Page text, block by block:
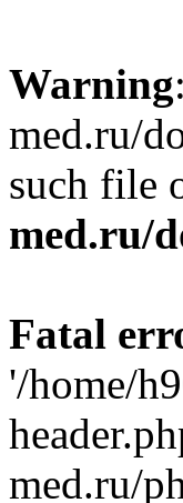
Warning
med.ru/
such file
med.ru/
Fatal
'/home/
med.ru/